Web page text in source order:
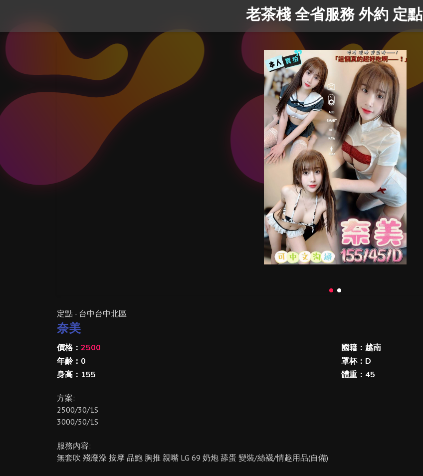
老茶棧 全省服務 外約 定點
定點 - 台中台中北區
奈美
價格： 2500
國籍：越南
年齡：0
罩杯：D
身高：155
體重：45
方案:
2500/30/1S
3000/50/1S
服務內容:
無套吹 殘廢澡 按摩 品鮑 胸推 親嘴 LG 69 奶炮 舔蛋 變裝/絲襪/情趣用品(自備)